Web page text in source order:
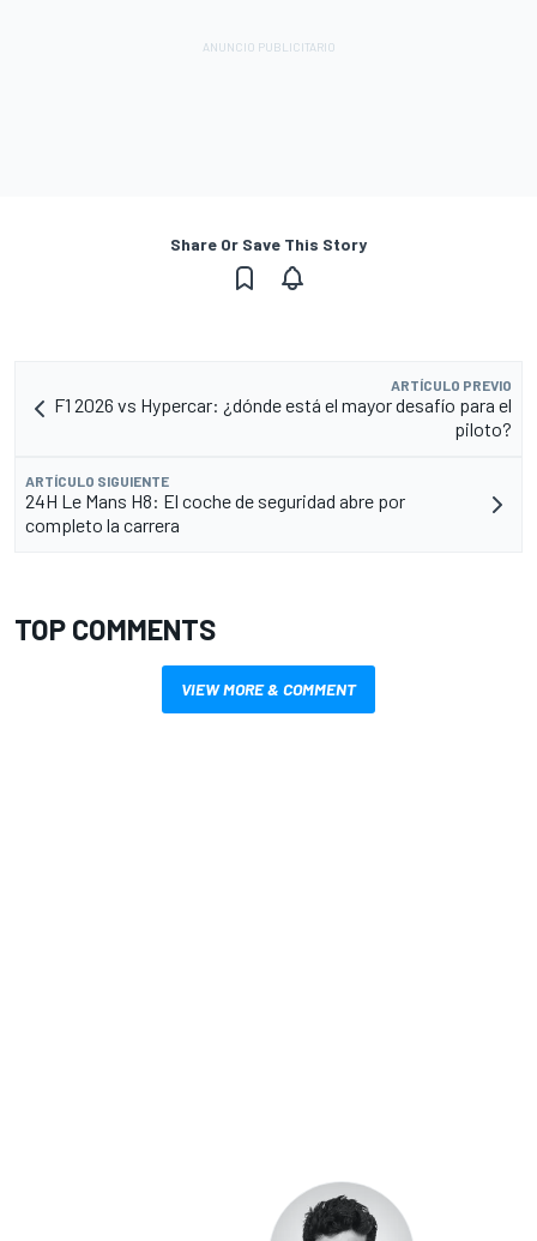
Share Or Save This Story
ARTÍCULO PREVIO
F1 2026 vs Hypercar: ¿dónde está el mayor desafío para el
piloto?
ARTÍCULO SIGUIENTE
24H Le Mans H8: El coche de seguridad abre por
completo la carrera
TOP COMMENTS
VIEW MORE & COMMENT